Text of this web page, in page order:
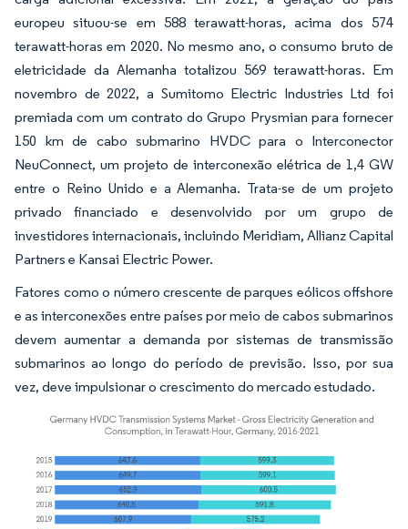
europeu situou-se em 588 terawatt-horas, acima dos 574
terawatt-horas em 2020. No mesmo ano, o consumo bruto de
eletricidade da Alemanha totalizou 569 terawatt-horas. Em
novembro de 2022, a Sumitomo Electric Industries Ltd foi
premiada com um contrato do Grupo Prysmian para fornecer
150 km de cabo submarino HVDC para o Interconector
NeuConnect, um projeto de interconexão elétrica de 1,4 GW
entre o Reino Unido e a Alemanha. Trata-se de um projeto
privado financiado e desenvolvido por um grupo de
investidores internacionais, incluindo Meridiam, Allianz Capital
Partners e Kansai Electric Power.
Fatores como o número crescente de parques eólicos offshore
e as interconexões entre países por meio de cabos submarinos
devem aumentar a demanda por sistemas de transmissão
submarinos ao longo do período de previsão. Isso, por sua
vez, deve impulsionar o crescimento do mercado estudado.